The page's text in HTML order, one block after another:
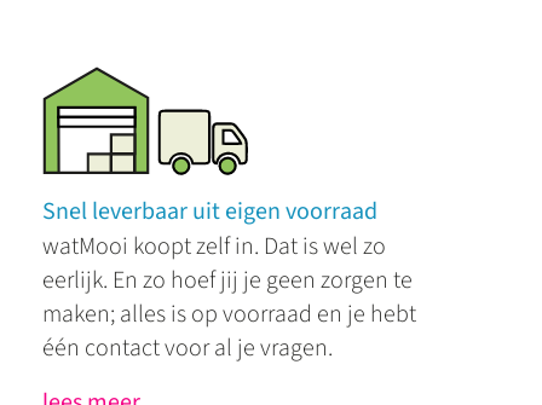
Snel leverbaar uit eigen voorraad
watMooi koopt zelf in. Dat is wel zo
eerlijk. En zo hoef jij je geen zorgen te
maken; alles is op voorraad en je hebt
één contact voor al je vragen.